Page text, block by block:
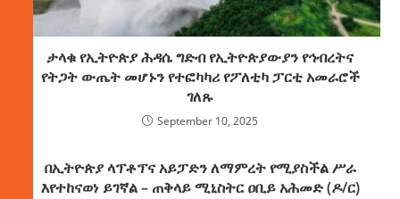
ታላቁ የኢትዮጵያ ሕዳሴ ግድብ የኢትዮጵያውያን የኅብረትና
የትጋት ውጤት መሆኑን የተፎካካሪ የፖለቲካ ፓርቲ አመራሮች
ገለጹ
September 10, 2025
በኢትዮጵያ ላፕቶፕና አይፓድን ለማምረት የሚያስችል ሥራ
እየተከናወነ ይገኛል – ጠቅላይ ሚኒስትር ዐቢይ አሕመድ (ዶ/ር)